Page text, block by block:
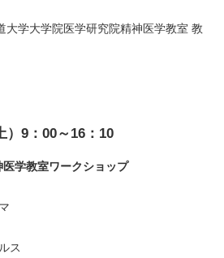
大学大学院医学研究院精神医学教室 教
9：00～16：10
学教室ワークショップ
ス